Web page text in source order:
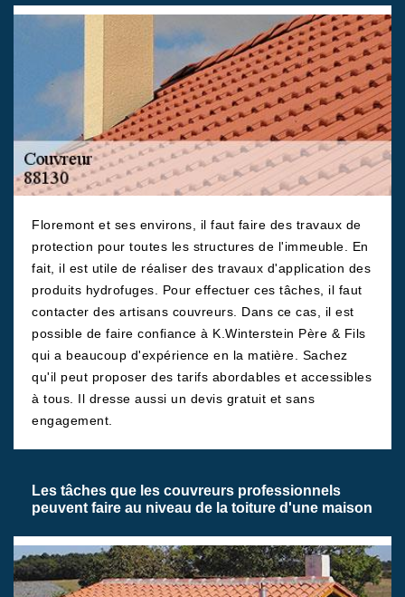
Floremont et ses environs, il faut faire des travaux de
protection pour toutes les structures de l'immeuble. En
fait, il est utile de réaliser des travaux d'application des
produits hydrofuges. Pour effectuer ces tâches, il faut
contacter des artisans couvreurs. Dans ce cas, il est
possible de faire confiance à K.Winterstein Père & Fils
qui a beaucoup d'expérience en la matière. Sachez
qu'il peut proposer des tarifs abordables et accessibles
à tous. Il dresse aussi un devis gratuit et sans
engagement.
Les tâches que les couvreurs professionnels
peuvent faire au niveau de la toiture d'une maison